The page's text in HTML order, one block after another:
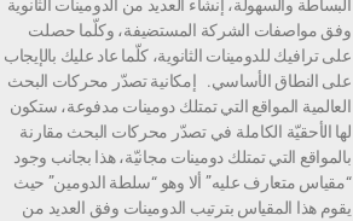
البساطة والسهولة، إنشاء العديد من الدومينات الثانوية
وفق مواصفات الشركة المستضيفة، وكلّما حصلت
على ترافيك للدومينات الثانوية، كلّما عاد عليك بالإيجاب
على النطاق الأساسي. إمكانية تصدّر محركات البحث
العالمية المواقع التي تمتلك دومينات مدفوعة، ستكون
لها الأحقيّة الكاملة في تصدّر محركات البحث مقارنة
بالمواقع التي تمتلك دومينات مجانيّة، هذا بجانب وجود
“مقياس متعارف عليه” ألا وهو “سلطة الدومين” حيث
يقوم هذا المقياس بترتيب الدومينات وفق العديد من